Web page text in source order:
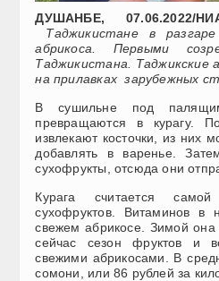
ДУШАНБЕ, 07.06.2022/
Таджикистане в
абрикоса. Первыми
Таджикистана. Таджикские
на прилавках зарубежных
В сушильне под
превращаются в курагу.
извлекают косточки, из них
добавлять в варенье.
сухофрукты, отсюда они
Курага считается
сухофруктов. Витаминов
свежем абрикосе. Зимой
сейчас сезон фруктов и
свежими абрикосами. В
сомони, или 86 рублей за